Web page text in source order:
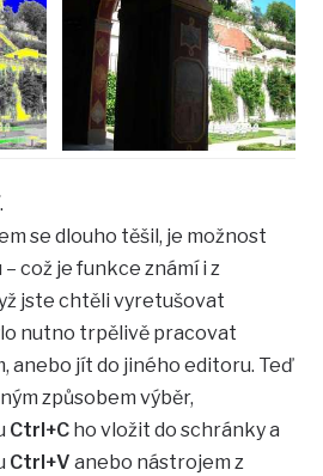
se dlouho těšil, je možnost
což je funkce známí i z
jste chtěli vyretušovat
nutno trpělivě pracovat
anebo jít do jiného editoru. Teď
způsobem výběr,
Ctrl+C ho vložit do schránky a
Ctrl+V anebo nástrojem z